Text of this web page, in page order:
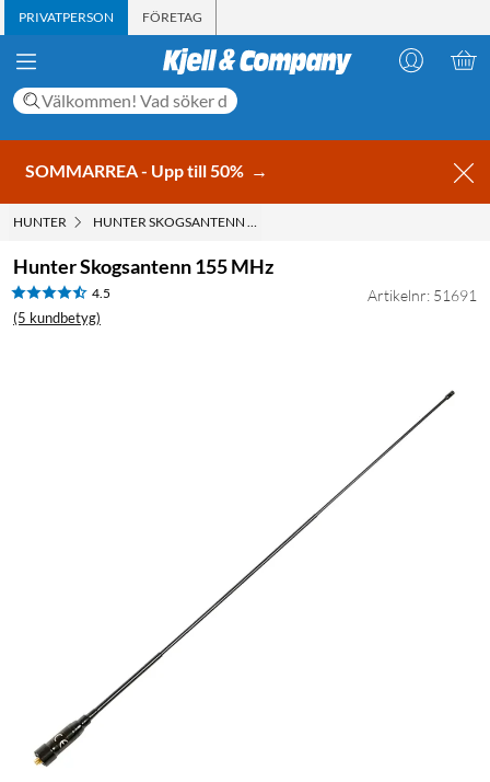
PRIVATPERSON FÖRETAG
SOMMARREA - Upp till 50% →
HUNTER HUNTER SKOGSANTENN 155 MHZ
Hunter Skogsantenn 155 MHz
4.5
(5 kundbetyg)
Artikelnr: 51691